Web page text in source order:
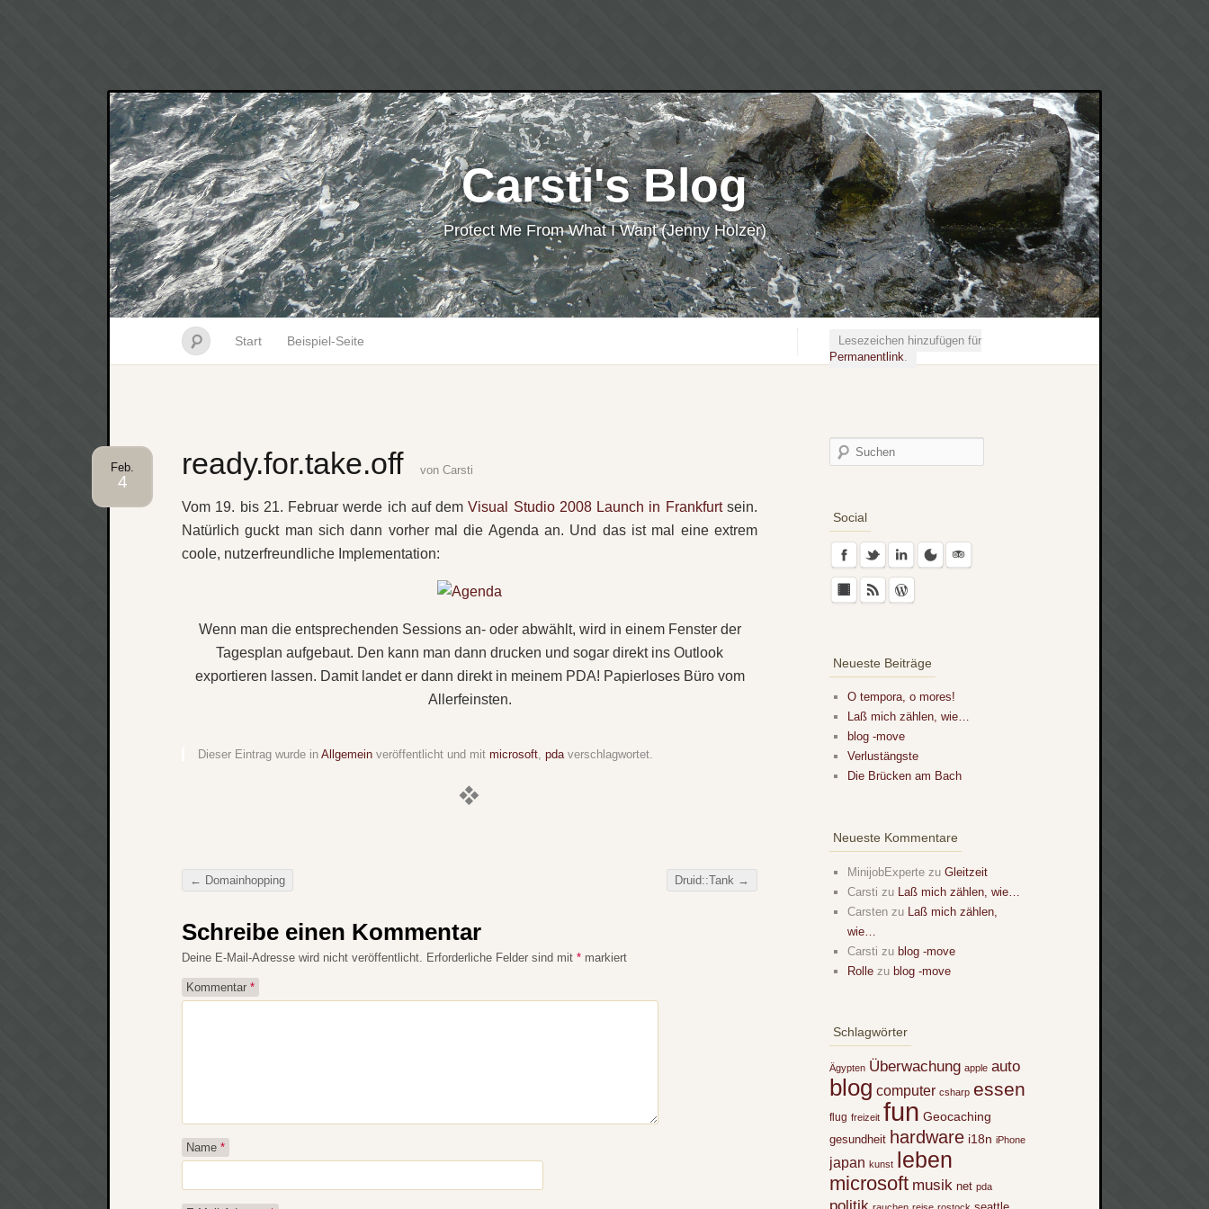
Carsti's Blog
Protect Me From What I Want (Jenny Holzer)
Start Beispiel-Seite
Lesezeichen hinzufügen für
Permanentlink.
ready.for.take.off
Feb.
4
von Carsti
Vom 19. bis 21. Februar werde ich auf demVisual Studio 2008 Launch in Frankfurtsein.
Natürlich guckt man sich dann vorher mal die Agenda an. Und das ist mal eine extrem
coole, nutzerfreundliche Implementation:
Wenn man die entsprechenden Sessions an- oder abwählt, wird in einem Fenster der
Tagesplan aufgebaut. Den kann man dann drucken und sogar direkt ins Outlook
exportieren lassen. Damit landet er dann direkt in meinem PDA! Papierloses Büro vom
Allerfeinsten.
Dieser Eintrag wurde in Allgemein veröffentlicht und mit microsoft, pdaverschlagwortet.
Beitragsnavigation
← Domainhopping Druid::Tank →
Schreibe einen Kommentar
Deine E-Mail-Adresse wird nicht veröffentlicht. Erforderliche Felder sind mit * markiert
Kommentar *
Name *
Social
Neueste Beiträge
O tempora, o mores!
Laß mich zählen, wie…
blog -move
Verlustängste
Die Brücken am Bach
Neueste Kommentare
MinijobExperte zu Gleitzeit
Carsti zu Laß mich zählen, wie…
Carsten zu Laß mich zählen,
wie…
Carsti zu blog -move
Rolle zu blog -move
Schlagwörter
Ägypten Überwachung apple auto
blog computer csharp essen
flug freizeit fun Geocaching
gesundheit hardware i18n iPhone
japan kunst leben
microsoft musik net pda